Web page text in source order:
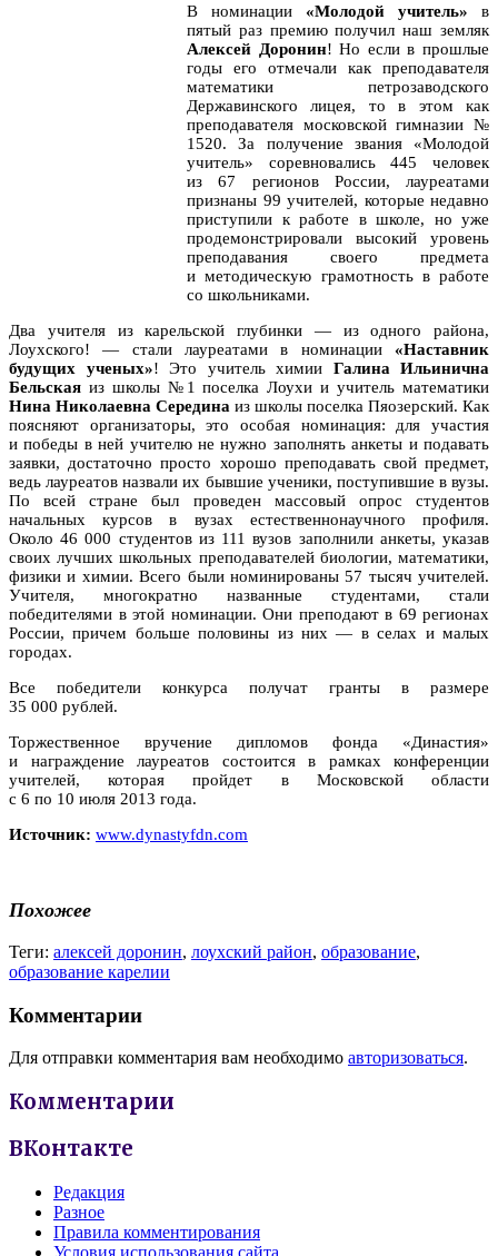
В номинации «Молодой учитель» в
пятый раз премию получил наш земляк
Алексей Доронин! Но если в прошлые
годы его отмечали как преподавателя
математики петрозаводского
Державинского лицея, то в этом как
преподавателя московской гимназии №
1520.За получение звания «Молодой
учитель» соревновались 445 человек
из 67 регионов России, лауреатами
признаны 99 учителей, которые недавно
приступили к работе в школе, но уже
продемонстрировали высокий уровень
преподавания своего предмета
и методическую грамотность в работе
со школьниками.
Два учителя из карельской глубинки — из одного района,
Лоухского! — стали лауреатами в номинации «Наставник
будущих ученых»! Это учитель химии Галина Ильинична
Бельская из школы №1 поселка Лоухи и учитель математики
Нина Николаевна Середина из школы поселка Пяозерский. Как
поясняют организаторы, это особая номинация: для участия
и победы в ней учителю не нужно заполнять анкеты и подавать
заявки, достаточно просто хорошо преподавать свой предмет,
ведь лауреатов назвали их бывшие ученики, поступившие в вузы.
По всей стране был проведен массовый опрос студентов
начальных курсов в вузах естественнонаучного профиля.
Около 46 000 студентов из 111 вузов заполнили анкеты, указав
своих лучших школьных преподавателей биологии, математики,
физики и химии. Всего были номинированы 57 тысяч учителей.
Учителя, многократно названные студентами, стали
победителями в этой номинации. Они преподают в 69 регионах
России, причем больше половины из них — в селах и малых
городах.
Все победители конкурса получат гранты в размере
35 000 рублей.
Торжественное вручение дипломов фонда «Династия»
и награждение лауреатов состоится в рамках конференции
учителей, которая пройдет в Московской области
с 6 по 10 июля 2013 года.
Источник: www.dynastyfdn.com
Похожее
Теги: алексей доронин, лоухский район, образование,
образование карелии
Комментарии
Для отправки комментария вам необходимо авторизоваться.
Комментарии
ВКонтакте
Редакция
Разное
Правила комментирования
Условия использования сайта